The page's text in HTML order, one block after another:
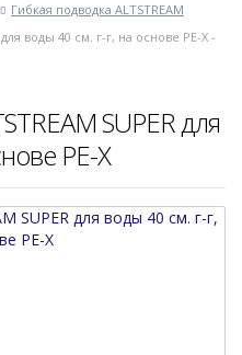
Гибкая подводка ALTSTREAM
воды 40 см. г-г, на основе PE-X -
SUPER для
PE-X